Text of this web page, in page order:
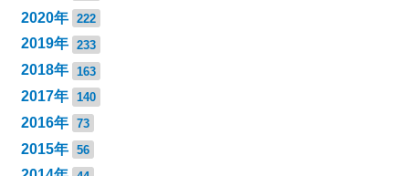
2020年 222
2019年 233
2018年 163
2017年 140
2016年 73
2015年 56